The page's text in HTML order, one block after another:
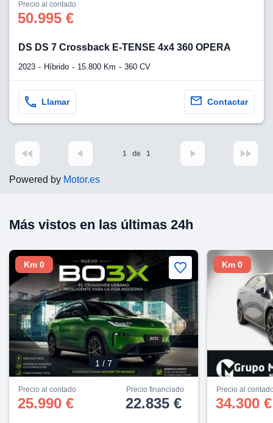
para
perfiles
utilizar
contenido,
para la
contenido,
público a
objetivo
e
medición
contenido,
servicios.
Precio al contado
50.995 €
DS DS 7 Crossback E-TENSE 4x4 360 OPERA
2023 Híbrido 15.800 Km 360 CV
Llamar Contactar
1 de 1
Powered by Motor.es
Más vistos en las últimas 24h
1 / 7
Km 0
Precio al contado
25.990 €
Precio financiado
22.835 €
Km 0
Precio al
34.300 €